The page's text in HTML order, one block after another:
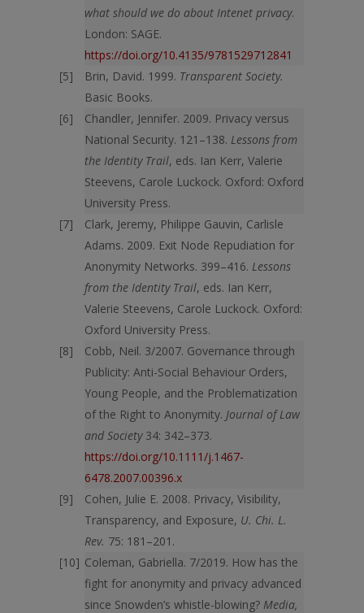
what should we do about Intenet privacy.
London: SAGE.
https://doi.org/10.4135/9781529712841
Brin, David. 1999. Transparent Society.
Basic Books.
Chandler, Jennifer. 2009. Privacy versus
National Security. 121–138. Lessons from
the Identity Trail, eds. Ian Kerr, Valerie
Steevens, Carole Luckock. Oxford: Oxford
University Press.
Clark, Jeremy, Philippe Gauvin, Carlisle
Adams. 2009. Exit Node Repu­diation for
Anonymity Networks. 399–416. Lessons
from the Identity Trail, eds. Ian Kerr,
Valerie Steevens, Carole Luckock. Oxford:
Oxford University Press.
Cobb, Neil. 3/2007. Governance through
Publicity: Anti-Social Behaviour Orders,
Young People, and the Problematization
of the Right to Anonymity. Journal of Law
and Society 34: 342–373.
https://doi.org/10.1111/j.1467-
6478.2007.00396.x
Cohen, Julie E. 2008. Privacy, Visibility,
Transparency, and Exposure, U. Chi. L.
Rev. 75: 181–201.
Coleman, Gabriella. 7/2019. How has the
fight for anonymity and privacy advanced
since Snowden’s whistle-blowing? Media,